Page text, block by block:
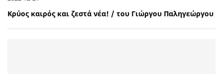
Κρύος καιρός και ζεστά νέα! / του Γιώργου Παληγεώργου